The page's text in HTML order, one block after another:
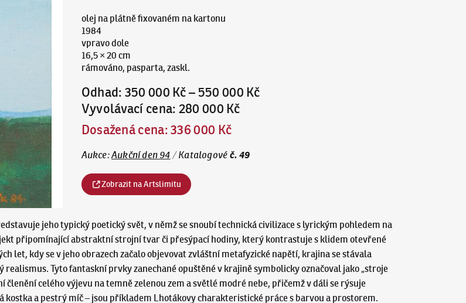
olej na plátně fixovaném na kartonu
1984
vpravo dole
16,5 × 20 cm
rámováno, pasparta, zaskl.
Odhad: 350 000 Kč– 550 000 Kč
Vyvolávací cena: 280 000 Kč
Dosažená cena:336 000 Kč
Aukce:Aukční den 94 /Katalogové č.49
Zobrazit na Artslimitu
jeho typický poetický svět, v němž se snoubí technická civilizace s lyrickým pohledem na
připomínající abstraktní strojní tvar či přesýpací hodiny, který kontrastuje s klidem otevřené
let, kdy se v jeho obrazech začalo objevovat zvláštní metafyzické napětí, krajina se stávala
Tyto fantaskní prvky zanechané opuštěné v krajině symbolicky označoval jako „stroje
celého výjevu na temně zelenou zem a světlé modré nebe, přičemž v dáli se rýsuje
a pestrý míč – jsou příkladem Lhotákovy charakteristické práce s barvou a prostorem.